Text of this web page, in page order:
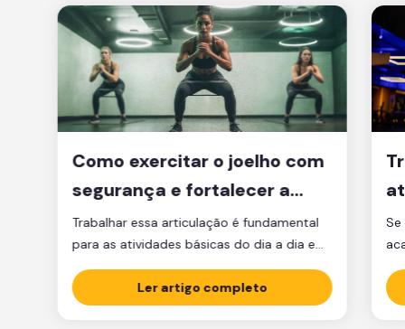
Como exercitar o joelho com
segurança e fortalecer a
articulação
Trabalhar essa articulação é fundamental
para as atividades básicas do dia a dia e
manter a qualidade de vida.
Ler artigo completo